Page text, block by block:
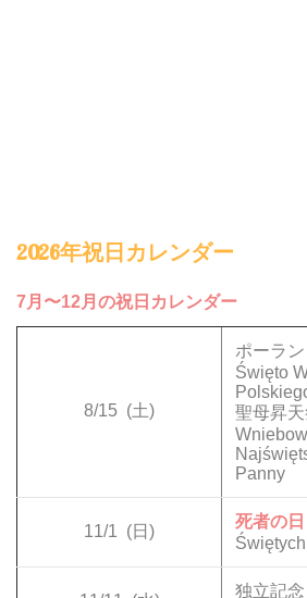
2026年祝日カレンダー
7月〜12月の祝日カレンダー
8/15 (土)
ポーラ
Święto
聖母昇
Panny
11/1 (日)
死者の日
Świętych
独立記